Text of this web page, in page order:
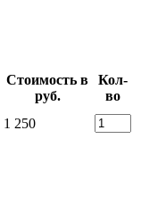
Стоимость в
руб.
Кол-
во
1 250